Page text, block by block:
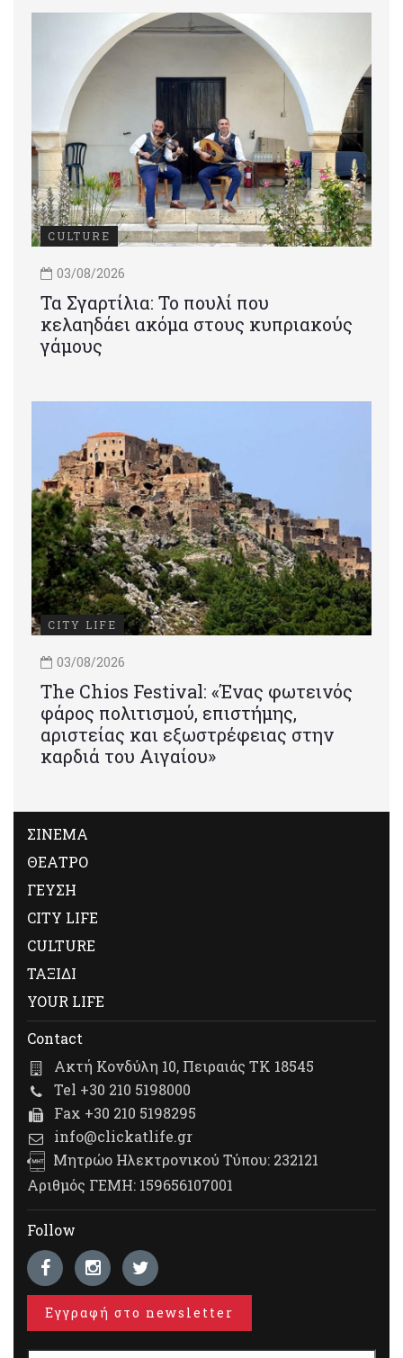
CULTURE
03/08/2026
Τα Σγαρτίλια: Το πουλί που
κελαηδάει ακόμα στους κυπριακούς
γάμους
CITY LIFE
03/08/2026
Τhe Chios Festival: «Ένας φωτεινός
φάρος πολιτισμού, επιστήμης,
αριστείας και εξωστρέφειας στην
καρδιά του Αιγαίου»
ΣΙΝΕΜΑ
ΘΕΑΤΡΟ
ΓΕΥΣΗ
CITY LIFE
CULTURE
ΤΑΞΙΔΙ
YOUR LIFE
Contact
Ακτή Κονδύλη 10, Πειραιάς ΤΚ 18545
Tel +30 210 5198000
Fax +30 210 5198295
info@clickatlife.gr
Μητρώο Ηλεκτρονικού Τύπου: 232121
Αριθμός ΓΕΜΗ: 159656107001
Follow
Εγγραφή στο newsletter